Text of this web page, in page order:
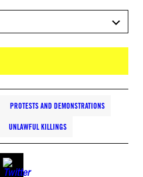
PROTESTS AND DEMONSTRATIONS
UNLAWFUL KILLINGS